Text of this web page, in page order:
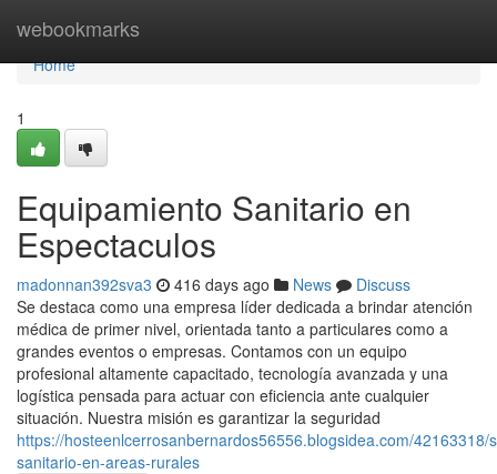
webookmarks
Home
Home
1
Equipamiento Sanitario en
Espectaculos
madonnan392sva3 416 days ago News
Discuss
Se destaca como una empresa líder dedicada a brindar atención
médica de primer nivel, orientada tanto a particulares como a
grandes eventos o empresas. Contamos con un equipo
profesional altamente capacitado, tecnología avanzada y una
logística pensada para actuar con eficiencia ante cualquier
situación. Nuestra misión es garantizar la seguridad
https://hosteenlcerrosanbernardos56556.blogsidea.com/42163318/
sanitario-en-areas-rurales